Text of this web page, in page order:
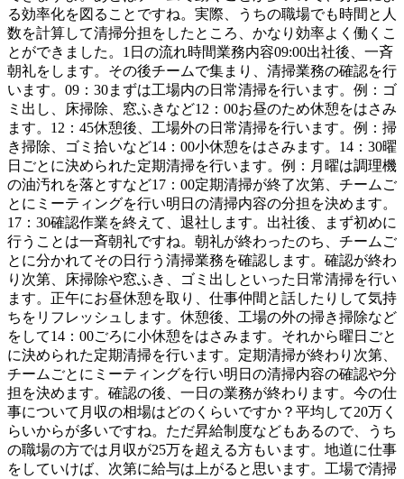
る効率化を図ることですね。実際、うちの職場でも時間と人
数を計算して清掃分担をしたところ、かなり効率よく働くこ
とができました。1日の流れ時間業務内容09:00出社後、一斉
朝礼をします。その後チームで集まり、清掃業務の確認を行
います。09：30まずは工場内の日常清掃を行います。例：ゴ
ミ出し、床掃除、窓ふきなど12：00お昼のため休憩をはさみ
ます。12：45休憩後、工場外の日常清掃を行います。例：掃
き掃除、ゴミ拾いなど14：00小休憩をはさみます。14：30曜
日ごとに決められた定期清掃を行います。例：月曜は調理機
の油汚れを落とすなど17：00定期清掃が終了次第、チームご
とにミーティングを行い明日の清掃内容の分担を決めます。
17：30確認作業を終えて、退社します。出社後、まず初めに
行うことは一斉朝礼ですね。朝礼が終わったのち、チームご
とに分かれてその日行う清掃業務を確認します。確認が終わ
り次第、床掃除や窓ふき、ゴミ出しといった日常清掃を行い
ます。正午にお昼休憩を取り、仕事仲間と話したりして気持
ちをリフレッシュします。休憩後、工場の外の掃き掃除など
をして14：00ごろに小休憩をはさみます。それから曜日ごと
に決められた定期清掃を行います。定期清掃が終わり次第、
チームごとにミーティングを行い明日の清掃内容の確認や分
担を決めます。確認の後、一日の業務が終わります。今の仕
事について月収の相場はどのくらいですか？平均して20万く
らいからが多いですね。ただ昇給制度などもあるので、うち
の職場の方では月収が25万を超える方もいます。地道に仕事
をしていけば、次第に給与は上がると思います。工場で清掃